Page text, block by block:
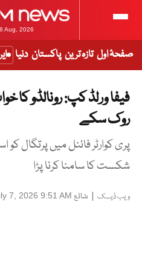
8 Aug, 2026
صفحۂ اول تازہ ترین پاکستان دنیا
فیفا ورلڈ کپ: رونالڈو کا
روک سکے
شکست کا سامنا کرنا پڑا
ویب ڈیسک | شائع 7, 2026 9:51 AM